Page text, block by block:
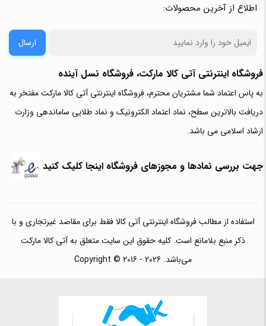
اطلاع از آخرین محصولات:
ارسال
فروشگاه اینترنتی آتی‌ کالا مارکت، فروشگاه نسل آینده
به پاس اعتماد شما مشتریان محترم، فروشگاه اینترنتی آتی کالا مارکت مفتخر به
دریافت بالاترین سطح، نماد اعتماد الکترونیک و نماد طلایی ساماندهی وزارت
ارشاد اسلامی می باشد.
جهت بررسی نمادها و مجوزهای فروشگاه اینجا کلیک کنید
استفاده از مطالب فروشگاه اینترنتی آتی کالا فقط برای مقاصد غیرتجاری و با
ذکر منبع بلامانع است. کلیه حقوق این سایت متعلق به آتی کالا مارکت
می‌باشد. Copyright © 2016 - 2026